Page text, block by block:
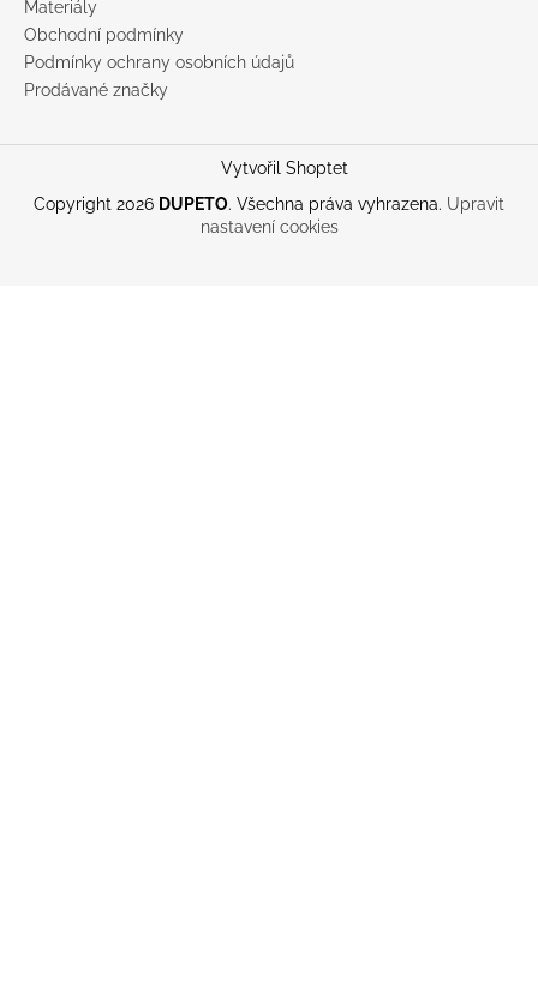
Materiály
Obchodní podmínky
Podmínky ochrany osobních údajů
Prodávané značky
Vytvořil Shoptet
Copyright 2026 DUPETO. Všechna práva vyhrazena. Upravit
nastavení cookies